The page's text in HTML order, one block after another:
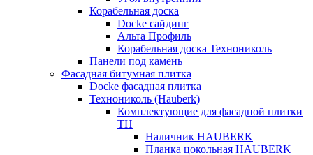
Корабельная доска
Docke сайдинг
Альта Профиль
Корабельная доска Технониколь
Панели под камень
Фасадная битумная плитка
Docke фасадная плитка
Технониколь (Hauberk)
Комплектующие для фасадной плитки
ТН
Наличник HAUBERK
Планка цокольная HAUBERK